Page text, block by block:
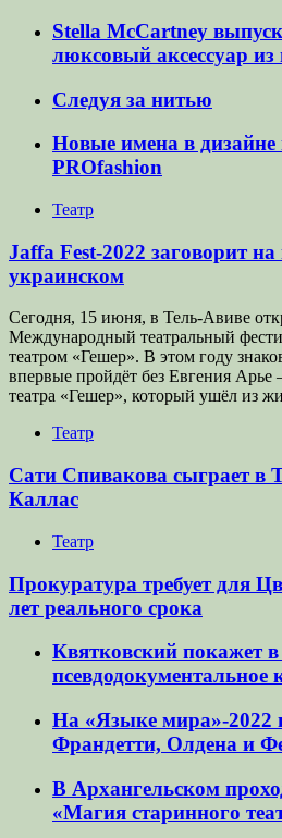
Stella McCartney
люксовый аксессуар
Следуя за нитью
Новые имена в
PROfashion
Театр
Jaffa Fest-2022 заговорит
украинском
Сегодня, 15 июня, в Тель-Авиве
Международный театральный
театром «Гешер». В этом году
впервые пройдёт без Евгения Арье
театра «Гешер», который ушёл из
Театр
Сати Спивакова сыграет в
Каллас
Театр
Прокуратура требует для
лет реального срока
Квятковский покажет
псевдодокументальное
На «Языке мира»-2022
Франдетти, Олдена и
В Архангельском
«Магия старинного